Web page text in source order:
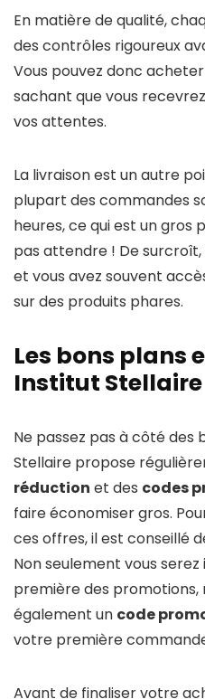
En matière de qualité,
des contrôles rigoureux
Vous pouvez donc
sachant que vous
vos attentes.
La livraison est un autre
plupart des commandes
heures, ce qui est un gros
pas attendre ! De
et vous avez souvent
sur des produits phares.
Les bons plans
Institut Stellaire
Ne passez pas à côté des
Stellaire propose
réduction et des codes
faire économiser gros.
ces offres, il est conseillé
Non seulement vous
première des promotions,
également un code
votre première
Avant de finaliser votre